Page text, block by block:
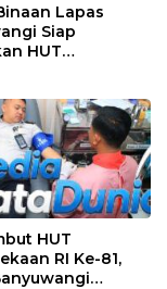
Lapas
Siap
HUT
HUT
RI Ke-81,